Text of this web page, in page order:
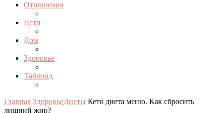
Отношения
Дети
Дом
Здоровье
Таблоид
Главная ЗдоровьеДиеты Кето диета меню. Как сбросить
лишний жир?